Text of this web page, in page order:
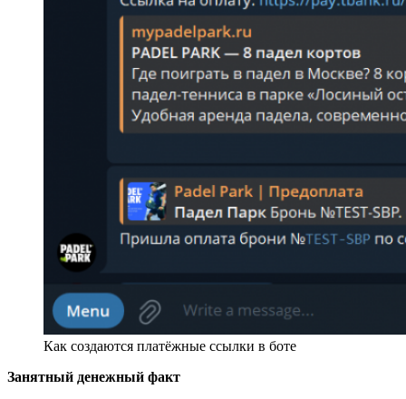
Как создаются платёжные ссылки в боте
Занятный денежный факт